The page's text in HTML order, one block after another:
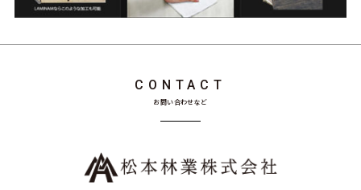
CONTACT
お問い合わせなど